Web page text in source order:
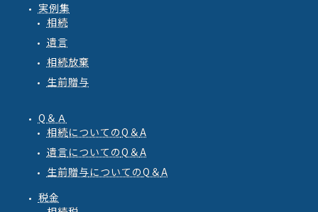
実例集
相続
遺言
相続放棄
生前贈与
Q＆Ａ
相続についてのQ ＆A
遺言についてのQ ＆A
生前贈与についてのQ ＆A
税金